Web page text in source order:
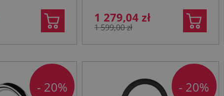
1 279,04 zł
1 599,00 zł
- 20% - 20%